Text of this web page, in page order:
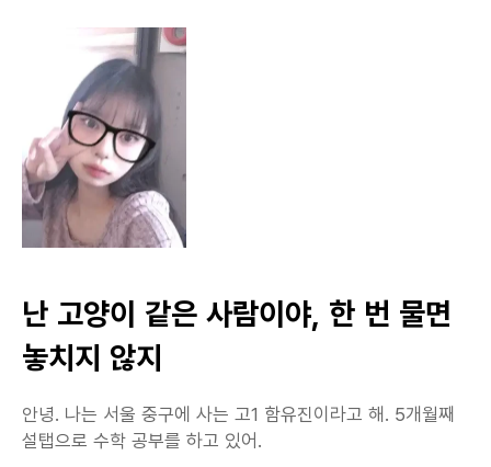
난 고양이 같은 사람이야, 한 번 물면
놓치지 않지
안녕. 나는 서울 중구에 사는 고1 함유진이라고 해. 5개월째
설탭으로 수학 공부를 하고 있어.